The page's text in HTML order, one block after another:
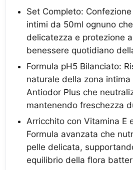
Set Completo:
intimi da 50ml ognuno
delicatezza e protezione
benessere quotidiano
Formula pH5 Bilanciato:
naturale della zona
Antiodor Plus che
mantenendo freschezza
Arricchito con Vitamina E
Formula avanzata che
pelle delicata,
equilibrio della flora